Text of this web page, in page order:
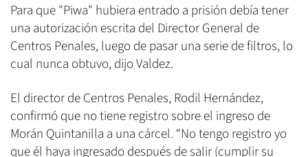
Para que "Piwa" hubiera entrado a prisión debía tener
una autorización escrita del Director General de
Centros Penales, luego de pasar una serie de filtros, lo
cual nunca obtuvo, dijo Valdez.
El director de Centros Penales, Rodil Hernández,
confirmó que no tiene registro sobre el ingreso de
Morán Quintanilla a una cárcel. “No tengo registro yo
que él haya ingresado después de salir (cumplir su